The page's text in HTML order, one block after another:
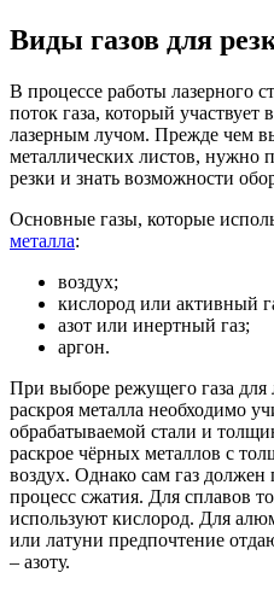
Виды газов для
В процессе работы лазерного
поток газа, который участвует
лазерным лучом. Прежде чем
металлических листов, нужно
резки и знать возможности
Основные газы, которые
металла:
воздух;
кислород или активный
азот или инертный газ;
аргон.
При выборе режущего газа для
раскроя металла необходимо
обрабатываемой стали и
раскрое чёрных металлов с
воздух. Однако сам газ должен
процесс сжатия. Для сплавов
используют кислород. Для
или латуни предпочтение
– азоту.